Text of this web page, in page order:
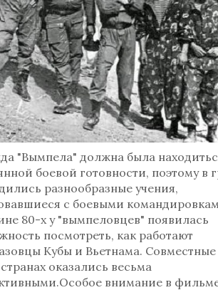
"Вымпела" должна была
боевой готовности, поэтому в
разнообразные учения,
с боевыми
80-х у "вымпеловцев" появилась
посмотреть, как работают
Кубы и Вьетнама. Совместные
странах оказались весьма
внимание в